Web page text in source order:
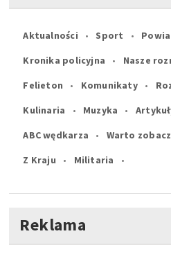
Aktualności Sport
Kronika policyjna
Nasze
Felieton
Komunikaty
Kulinaria
Muzyka
ABC wędkarza
Warto
Z Kraju
Militaria
Reklama